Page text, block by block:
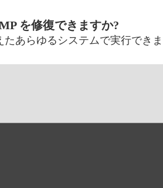
を修復できますか?
たあらゆるシステムで実行でき